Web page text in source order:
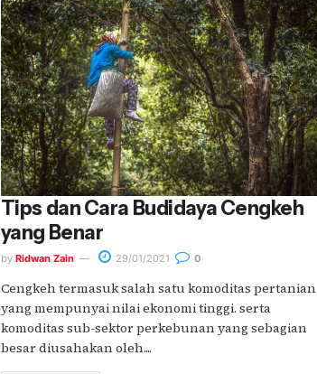
Tips dan Cara Budidaya Cengkeh
yang Benar
by Ridwan Zain 29/01/2021 0
Cengkeh termasuk salah satu komoditas pertanian
yang mempunyai nilai ekonomi tinggi. serta
komoditas sub-sektor perkebunan yang sebagian
besar diusahakan oleh....